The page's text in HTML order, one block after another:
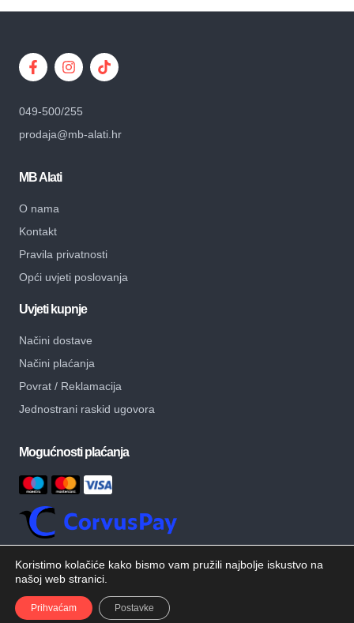
049-500/255
prodaja@mb-alati.hr
MB Alati
O nama
Kontakt
Pravila privatnosti
Opći uvjeti poslovanja
Uvjeti kupnje
Načini dostave
Načini plaćanja
Povrat / Reklamacija
Jednostrani raskid ugovora
Mogućnosti plaćanja
© Copyright – MB Alati – Sva prava pridržana.
Developed by
Koristimo kolačiće kako bismo vam pružili najbolje iskustvo na
našoj web stranici.
Prihvaćam Postavke